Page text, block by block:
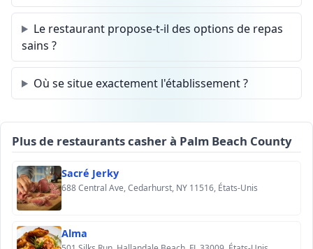
Le restaurant propose-t-il des options de repas
sains ?
Où se situe exactement l'établissement ?
Plus de restaurants casher à Palm Beach County
Sacré Jerky
688 Central Ave, Cedarhurst, NY 11516, États-Unis
Alma